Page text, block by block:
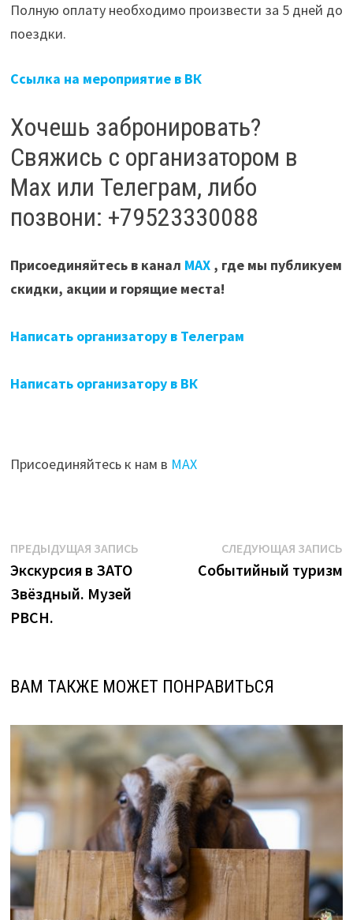
Полную оплату необходимо произвести за 5 дней до
поездки.
Ссылка на мероприятие в ВК
Хочешь забронировать?
Свяжись с организатором в
Мах или Телеграм, либо
позвони: +79523330088
Присоединяйтесь в канал МАХ , где мы публикуем
скидки, акции и горящие места!
Написать организатору в Телеграм
Написать организатору в ВК
Присоединяйтесь к нам в МАХ
Навигация
по
записям
ПРЕДЫДУЩАЯ ЗАПИСЬПредыдущая
Экскурсия в ЗАТО
Звёздный. Музей
РВСН.
СЛЕДУЮЩАЯ ЗАПИСЬ
Событийный туризм
ВАМ ТАКЖЕ МОЖЕТ ПОНРАВИТЬСЯ